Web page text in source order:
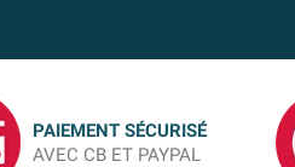
PAIEMENT SÉCURISÉ
AVEC CB ET PAYPAL